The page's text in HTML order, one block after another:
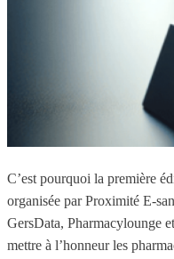
C’est pourquoi la première
organisée par Proximité E-
GersData, Pharmacylounge
mettre à l’honneur les